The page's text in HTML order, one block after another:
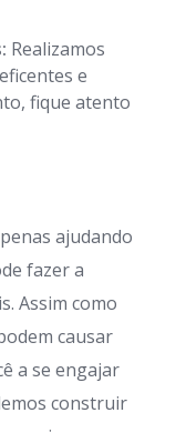
Realizamos
e
fique atento
ajudando
fazer a
Assim como
causar
a se engajar
construir